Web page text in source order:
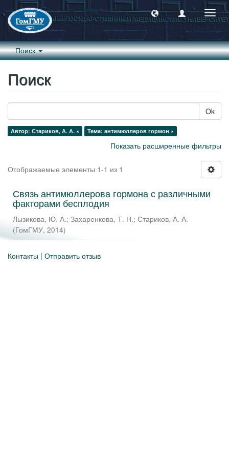
Поиск
Поиск
Ok
Автор: Стариков, А. А. × Тема: антимюллеров гормон ×
Показать расширенные фильтры
Отображаемые элементы 1-1 из 1
Связь антимюллерова гормона с различными
факторами бесплодия
Лызикова, Ю. А.; Захаренкова, Т. Н.; Стариков, А. А.
(ГомГМУ, 2014)
Контакты | Отправить отзыв